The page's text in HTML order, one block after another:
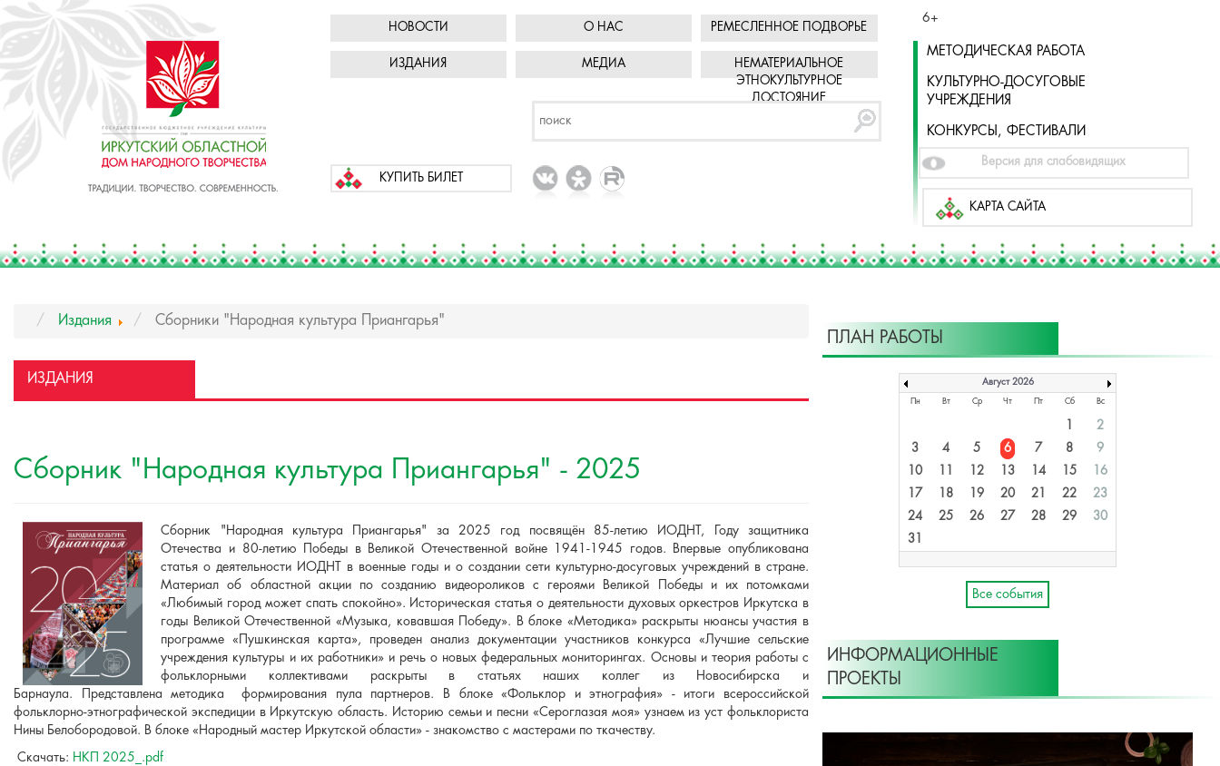
НОВОСТИ О НАС РЕМЕСЛЕННОЕ ПОДВОРЬЕ
ИЗДАНИЯ МЕДИА
НЕМАТЕРИАЛЬНОЕ
ЭТНОКУЛЬТУРНОЕ
ДОСТОЯНИЕ
КУПИТЬ БИЛЕТ
6+
МЕТОДИЧЕСКАЯ РАБОТА
КУЛЬТУРНО-ДОСУГОВЫЕ
УЧРЕЖДЕНИЯ
КОНКУРСЫ, ФЕСТИВАЛИ
Версия для слабовидящих
КАРТА САЙТА
Издания Сборники "Народная культура Приангарья"
ИЗДАНИЯ
Сборник "Народная культура Приангарья" - 2025
Сборник "Народная культура Приангарья" за 2025 год посвящён 85-летию ИОДНТ, Году защитника
Отечества и 80-летию Победы в Великой Отечественной войне 1941-1945 годов. Впервые опубликована
статья о деятельности ИОДНТ в военные годы и о создании сети культурно-досуговых учреждений в стране.
Материал об областной акции по созданию видеороликов с героями Великой Победы и их потомками
«Любимый город может спать спокойно». Историческая статья о деятельности духовых оркестров Иркутска в
годы Великой Отечественной «Музыка, ковавшая Победу». В блоке «Методика» раскрыты нюансы участия в
программе «Пушкинская карта», проведен анализ документации участников конкурса «Лучшие сельские
учреждения культуры и их работники» и речь о новых федеральных мониторингах. Основы и теория работы с
фольклорными коллективами раскрыты в статьях наших коллег из Новосибирска и
Барнаула. Представлена методика формирования пула партнеров. В блоке «Фольклор и этнография» - итоги всероссийской
фольклорно-этнографической экспедиции в Иркутскую область. Историю семьи и песни «Сероглазая моя» узнаем из уст фольклориста
Нины Белобородовой. В блоке «Народный мастер Иркутской области» - знакомство с мастерами по ткачеству.
Скачать: НКП 2025_.pdf
ПЛАН РАБОТЫ
Август 2026
Пн Вт Ср Чт Пт Сб Вс
1
2
3
4 5 6 7 8
9
10
11 12 13 14 15
16
17
18 19 20 21 22
23
24
25 26 27 28 29
30
31
Все события
ИНФОРМАЦИОННЫЕ
ПРОЕКТЫ